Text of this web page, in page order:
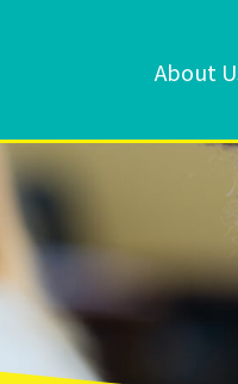
About